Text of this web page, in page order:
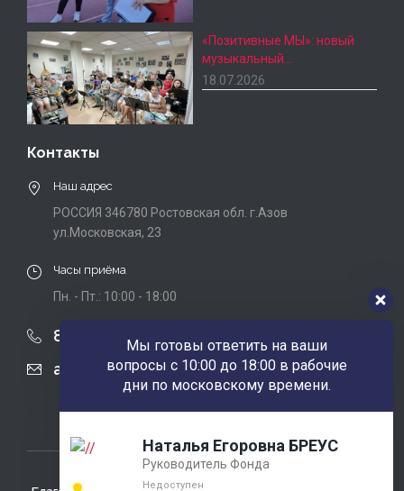
«Позитивные МЫ»: новый
музыкальный…
18.07.2026
Контакты
Наш адрес
РОССИЯ 346780 Ростовская обл. г.Азов
ул.Московская, 23
Часы приёма
Пн. - Пт.: 10:00 - 18:00
8 (863) 424-22-08
agobfpdi@mail.ru
Мы готовы ответить на ваши
вопросы с 10:00 до 18:00 в рабочие
дни по московскому времени.
Наталья Егоровна БРЕУС
Руководитель Фонда
Недоступен